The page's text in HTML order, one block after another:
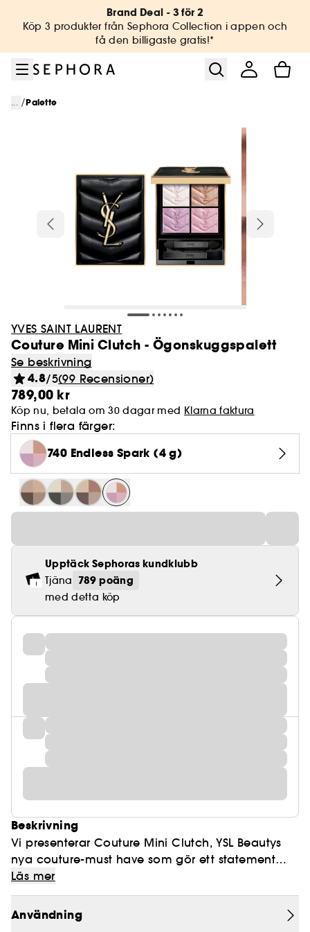
Gå till huvudinnehålletBrand Deal - 3 för 2
Köp 3 produkter från Sephora Collection i appen och
få den billigaste gratis!*
... /Palette
YVES SAINT LAURENT
Couture Mini Clutch - Ögonskuggspalett
Se beskrivning
4.8/5(99 Recensioner)
789,00 kr
Köp nu, betala om 30 dagar med Klarna faktura
Finns i flera färger:
740 Endless Spark (4 g)
Upptäck Sephoras kundklubb
Tjäna 789 poäng
med detta köp
Beskrivning
Vi presenterar Couture Mini Clutch, YSL Beautys
nya couture-must have som gör ett statement
redan innan du öppnar det. Ton-i-ton-paletter
med fyra ögonskulpterande färger som uttrycker
din attityd med intensiva pigment. Couture-
inspirerade kromeffekter och lyxiga finishes som
Läs mer
Användning